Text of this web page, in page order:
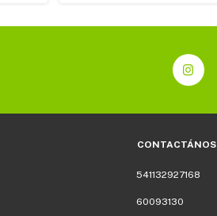
CONTACTÁNOS
541132927168
60093130